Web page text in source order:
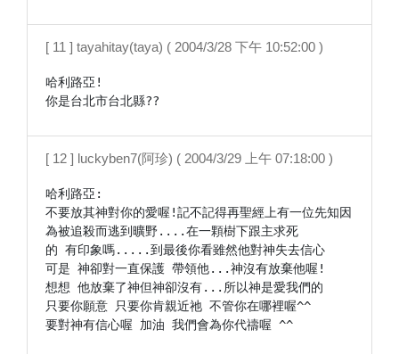
[ 11 ] tayahitay(taya) ( 2004/3/28 下午 10:52:00 )
哈利路亞!
[ 12 ] luckyben7(阿珍) ( 2004/3/29 上午 07:18:00 )
哈利路亞:
不要放其神對你的愛喔!記不記得再聖經上有一位先知因
為被追殺而逃到曠野....在一顆樹下跟主求死
的 有印象嗎.....到最後你看雖然他對神失去信心
可是 神卻對一直保護 帶領他...神沒有放棄他喔!
想想 他放棄了神但神卻沒有...所以神是愛我們的
只要你願意 只要你肯親近祂 不管你在哪裡喔^^
要對神有信心喔 加油 我們會為你代禱喔 ^^